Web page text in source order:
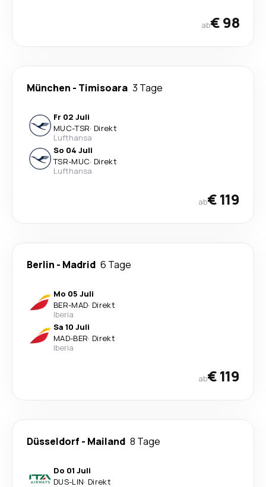
ab€ 98
München - Timisoara 3 Tage
Fr 02 Juli
MUC-TSR· Direkt
Lufthansa
So 04 Juli
TSR-MUC· Direkt
Lufthansa
ab€ 119
Berlin - Madrid 6 Tage
Mo 05 Juli
BER-MAD· Direkt
Iberia
Sa 10 Juli
MAD-BER· Direkt
Iberia
ab€ 119
Düsseldorf - Mailand 8 Tage
Do 01 Juli
DUS-LIN· Direkt